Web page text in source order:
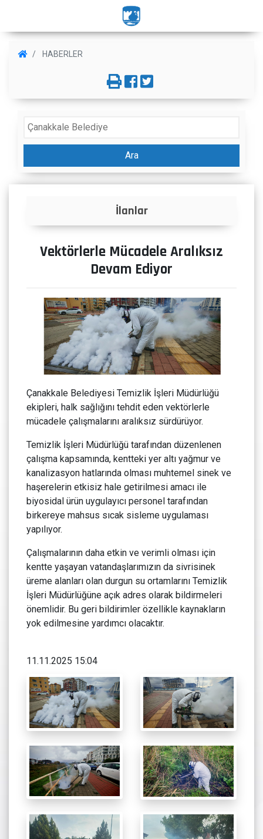
HABERLER
Ara
İlanlar
Vektörlerle Mücadele Aralıksız
Devam Ediyor
Çanakkale Belediyesi Temizlik İşleri Müdürlüğü
ekipleri, halk sağlığını tehdit eden vektörlerle
mücadele çalışmalarını aralıksız sürdürüyor.
Temizlik İşleri Müdürlüğü tarafından düzenlenen
çalışma kapsamında, kentteki yer altı yağmur ve
kanalizasyon hatlarında olması muhtemel sinek ve
haşerelerin etkisiz hale getirilmesi amacı ile
biyosidal ürün uygulayıcı personel tarafından
birkereye mahsus sıcak sisleme uygulaması
yapılıyor.
Çalışmalarının daha etkin ve verimli olması için
kentte yaşayan vatandaşlarımızın da sivrisinek
üreme alanları olan durgun su ortamlarını Temizlik
İşleri Müdürlüğüne açık adres olarak bildirmeleri
önemlidir. Bu geri bildirimler özellikle kaynakların
yok edilmesine yardımcı olacaktır.
11.11.2025 15:04